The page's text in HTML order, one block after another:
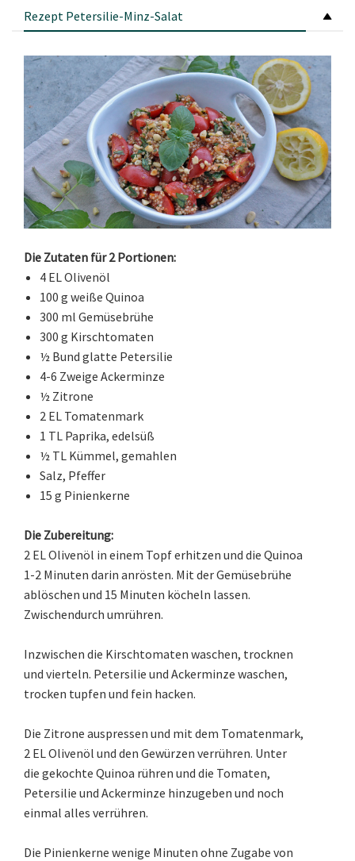
Rezept Petersilie-Minz-Salat
Die Zutaten für 2 Portionen:
4 EL Olivenöl
100 g weiße Quinoa
300 ml Gemüsebrühe
300 g Kirschtomaten
½ Bund glatte Petersilie
4-6 Zweige Ackerminze
½ Zitrone
2 EL Tomatenmark
1 TL Paprika, edelsüß
½ TL Kümmel, gemahlen
Salz, Pfeffer
15 g Pinienkerne
Die Zubereitung:
2 EL Olivenöl in einem Topf erhitzen und die Quinoa
1-2 Minuten darin anrösten. Mit der Gemüsebrühe
ablöschen und 15 Minuten köcheln lassen.
Zwischendurch umrühren.
Inzwischen die Kirschtomaten waschen, trocknen
und vierteln. Petersilie und Ackerminze waschen,
trocken tupfen und fein hacken.
Die Zitrone auspressen und mit dem Tomatenmark,
2 EL Olivenöl und den Gewürzen verrühren. Unter
die gekochte Quinoa rühren und die Tomaten,
Petersilie und Ackerminze hinzugeben und noch
einmal alles verrühren.
Die Pinienkerne wenige Minuten ohne Zugabe von